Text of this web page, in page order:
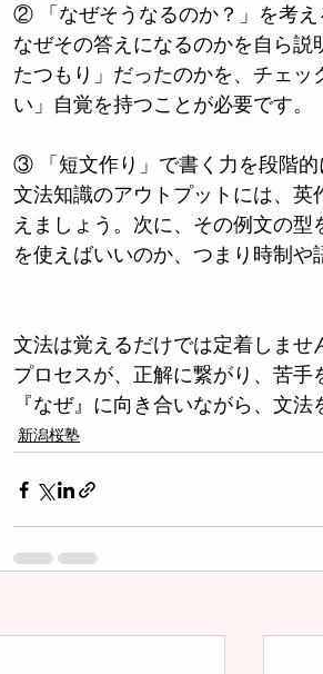
② 「なぜそうなるのか？」を考え
なぜその答えになるのかを自ら
たつもり」だったのかを、チェ
い」自覚を持つことが必要です。
③ 「短文作り」で書く力を段階的
文法知識のアウトプットには、
えましょう。次に、その例文の
を使えばいいのか、つまり時制や
文法は覚えるだけでは定着しま
プロセスが、正解に繋がり、苦
『なぜ』に向き合いながら、文法
新潟桜塾